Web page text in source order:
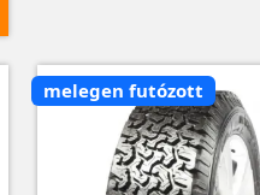
melegen futózott